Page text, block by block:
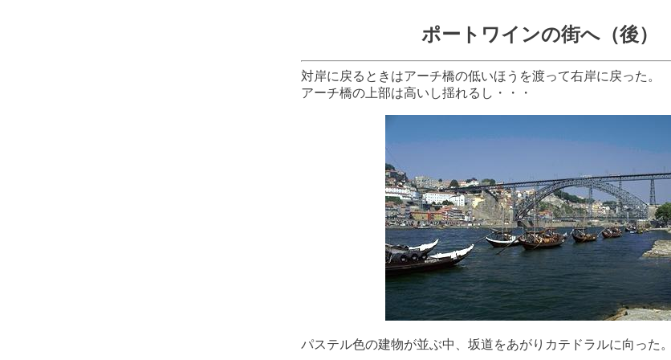
ポートワインの街へ（後）
対岸に戻るときはアーチ橋の低いほうを渡って右岸に戻った。
アーチ橋の上部は高いし揺れるし・・・
パステル色の建物が並ぶ中、坂道をあがりカテドラルに向った。